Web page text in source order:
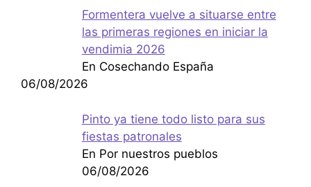
Formentera vuelve a situarse entre
las primeras regiones en iniciar la
vendimia 2026
En Cosechando España
06/08/2026
Pinto ya tiene todo listo para sus
fiestas patronales
En Por nuestros pueblos
06/08/2026